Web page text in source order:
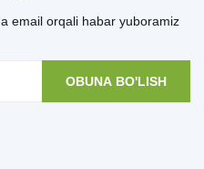
email orqali habar yuboramiz
OBUNA BO'LISH